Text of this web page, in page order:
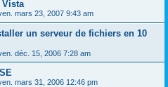
mars 23, 2007 9:43 am
un serveur de fichiers en 10
déc. 15, 2006 7:28 am
mars 31, 2006 12:46 pm